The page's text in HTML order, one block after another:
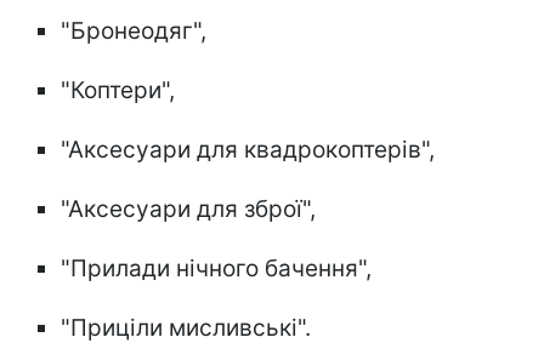
"Бронеодяг",
"Коптери",
"Аксесуари для квадрокоптерів",
"Аксесуари для зброї",
"Прилади нічного бачення",
"Приціли мисливські".